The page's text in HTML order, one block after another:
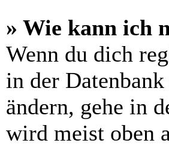
» Wie kann ich
Wenn du dich
in der
ändern, gehe in
wird meist oben